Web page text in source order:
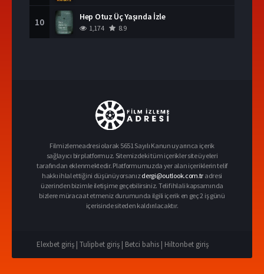
10 Hep Otuz Üç Yaşında İzle
1,174 8.9
Filmizlemeadresi olarak 5651 Sayılı Kanun uyarınca içerik
sağlayıcı bir platformuz. Sitemizdeki tüm içerikler site üyeleri
tarafından eklenmektedir. Platformumuzda yer alan içeriklerin telif
hakkı ihlal ettiğini düşünüyorsanızdergi@outlook.com.tr adresi
üzerinden bizimle iletişime geçebilirsiniz. Telif ihlali kapsamında
bizlere müracaat etmeniz durumunda ilgili içerik en geç 2 iş günü
içerisinde siteden kaldırılacaktır.
Elexbet giriş | Tulipbet giriş | Betci bahis | Hiltonbet giriş